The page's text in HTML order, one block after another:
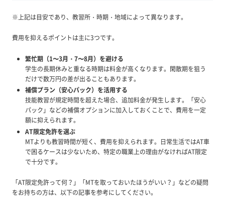
※上記は目安であり、教習所・時期・地域によって異なります。
費用を抑えるポイントは主に3つです。
繁忙期（1〜3月・7〜8月）を避ける
学生の長期休みと重なる時期は料金が高くなります。閑散期を狙う
だけで数万円の差が出ることもあります。
補償プラン（安心パック）を活用する
技能教習が規定時間を超えた場合、追加料金が発生します。「安心
パック」などの補償オプションに加入しておくことで、費用を一定
額に抑えられます。
AT限定免許を選ぶ
MTよりも教習時間が短く、費用を抑えられます。日常生活ではAT車
で困るケースは少ないため、特定の職業上の理由がなければAT限定
で十分です。
「AT限定免許って何？」「MTを取っておいたほうがいい？」などの疑問
をお持ちの方は、以下の記事を参考にしてください。